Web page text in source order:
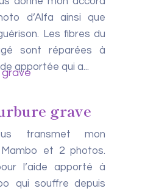
d’Alfa ainsi que
Les fibres du
sont réparées à
apportée qui a...
grave
transmet mon
et 2 photos.
l’aide apporté à
qui souffre depuis